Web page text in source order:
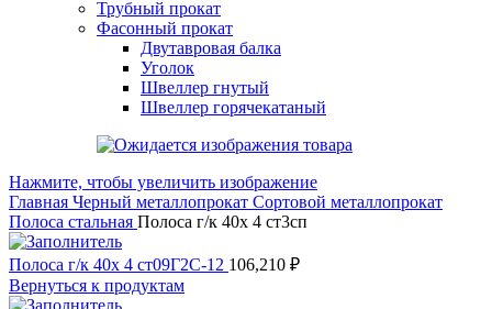
Трубный прокат
Фасонный прокат
Двутавровая балка
Уголок
Швеллер гнутый
Швеллер горячекатаный
Нажмите, чтобы увеличить изображение
Главная Черный металлопрокат Сортовой металлопрокат
Полоса стальная Полоса г/к 40х 4 ст3сп
Полоса г/к 40х 4 ст09Г2С-12 106,210 ₽
Вернуться к продуктам